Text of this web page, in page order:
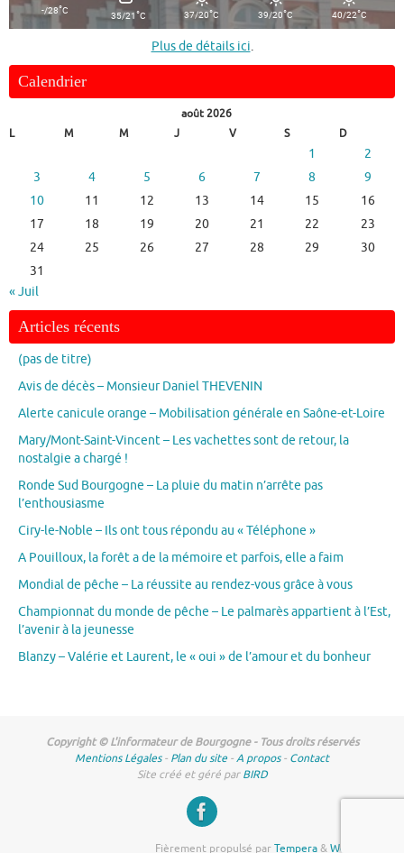
-/28°C 35/21°C 37/20°C 39/20°C 40/22°C
Plus de détails ici.
Calendrier
août 2026
L
M M J V S D
1
2
3
4 5 6 7 8
9
10
11 12 13 14 15
16
17
18 19 20 21 22
23
24
25 26 27 28 29
30
31
« Juil
Articles récents
(pas de titre)
Avis de décès – Monsieur Daniel THEVENIN
Alerte canicule orange – Mobilisation générale en Saône-et-Loire
Mary/Mont-Saint-Vincent – Les vachettes sont de retour, la
nostalgie a chargé !
Ronde Sud Bourgogne – La pluie du matin n’arrête pas
l’enthousiasme
Ciry-le-Noble – Ils ont tous répondu au « Téléphone »
A Pouilloux, la forêt a de la mémoire et parfois, elle a faim
Mondial de pêche – La réussite au rendez-vous grâce à vous
Championnat du monde de pêche – Le palmarès appartient à l’Est,
l’avenir à la jeunesse
Blanzy – Valérie et Laurent, le « oui » de l’amour et du bonheur
Copyright © L'informateur de Bourgogne - Tous droits réservés
Mentions Légales- Plan du site -A propos- Contact
Site créé et géré parBIRD
Fièrement propulsé parTempera&WordPress.